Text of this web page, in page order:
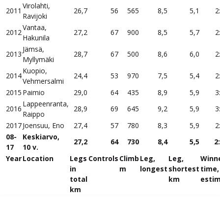
2011
Virolahti,
Ravijoki
26,7 56 565 8,5 5,1
2012
Vantaa,
Hakunila
27,2 67 900 8,5 5,7
2013
Jämsä,
Myllymäki
28,7 67 500 8,6 6,0
2014
Kuopio,
Vehmersalmi
24,4 53 970 7,5 5,4
2015 Paimio 29,0 64 435 8,9 5,9
2016
Lappeenranta,
Raippo
28,9 69 645 9,2 5,9
2017Joensuu, Eno 27,4 57 780 8,3 5,9
08-
17
Keskiarvo,
10 v.
27,2 64 730 8,4 5,5
YearLocation
Legs
in
total
km
Controls Climb
m
Leg,
longest
Leg,
shortest
km
time,